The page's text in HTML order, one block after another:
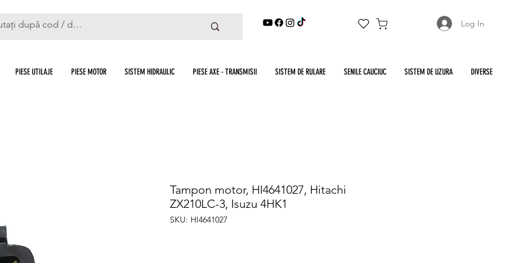
Log In
PIESE UTILAJE PIESE MOTOR SISTEM HIDRAULIC PIESE AXE - TRANSMISII SISTEM DE RULARE SENILE CAUCIUC SISTEM DE UZURA DIVERSE
Tampon motor, HI4641027, Hitachi
ZX210LC-3, Isuzu 4HK1
SKU: HI4641027